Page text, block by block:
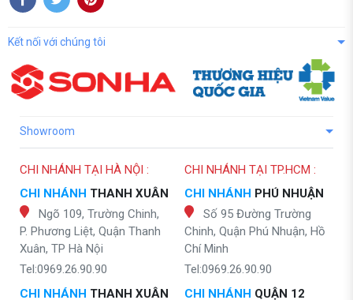
Kết nối với chúng tôi
Showroom
CHI NHÁNH TẠI HÀ NỘI :
CHI NHÁNH THANH XUÂN
Ngõ 109, Trường Chinh,
P. Phương Liệt, Quận Thanh
Xuân, TP Hà Nội
Tel:0969.26.90.90
CHI NHÁNH THANH XUÂN
CHI NHÁNH TẠI TP.HCM :
CHI NHÁNH PHÚ NHUẬN
Số 95 Đường Trường
Chinh, Quận Phú Nhuận, Hồ
Chí Minh
Tel:0969.26.90.90
CHI NHÁNH QUẬN 12